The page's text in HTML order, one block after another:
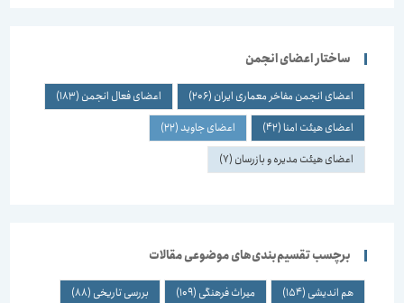
ساختار اعضای انجمن
اعضای انجمن مفاخر معماری ایران(206) اعضای فعال انجمن(183)
اعضای هیئت امنا (42) اعضای جاوید(22)
اعضای هیئت مدیره و بازرسان(7)
برچسب تقسیم‌بندی‌های موضوعی مقالات
هم اندیشی(154) میراث فرهنگی(109) بررسی تاریخی(88)